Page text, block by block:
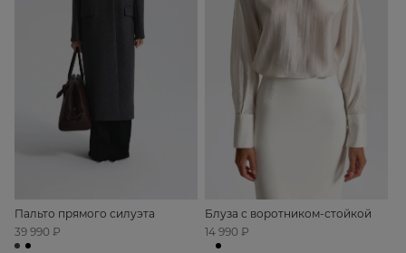
Пальто прямого силуэта
39 990 ₽
Блуза с воротником-стойкой
14 990 ₽